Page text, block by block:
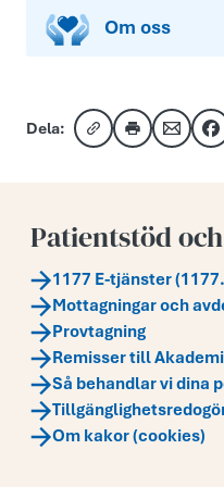
Om oss
Dela:
Kopiera länk
Skriv utDela
Patientstöd
1177 E-tjänster
Mottagningar och
Provtagning
Remisser till
Så behandlar vi dina
Om kakor (cookies)